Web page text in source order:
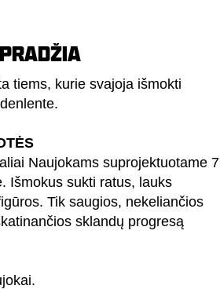
tiems, kurie svajoja išmokti
Naujokams suprojektuotame 7
Išmokus sukti ratus, lauks
Tik saugios, nekeliančios
sklandų progresą